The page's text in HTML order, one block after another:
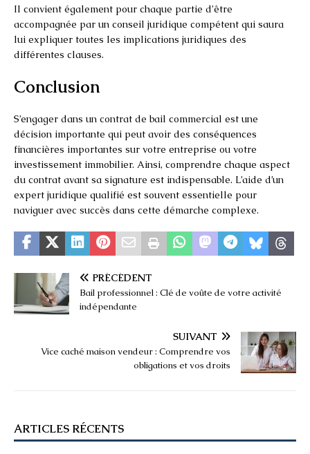
Il convient également pour chaque partie d’être
accompagnée par un conseil juridique compétent qui saura
lui expliquer toutes les implications juridiques des
différentes clauses.
Conclusion
S’engager dans un contrat de bail commercial est une
décision importante qui peut avoir des conséquences
financières importantes sur votre entreprise ou votre
investissement immobilier. Ainsi, comprendre chaque aspect
du contrat avant sa signature est indispensable. L’aide d’un
expert juridique qualifié est souvent essentielle pour
naviguer avec succès dans cette démarche complexe.
PRÉCÉDENT
Bail professionnel : Clé de voûte de votre activité
indépendante
SUIVANT
Vice caché maison vendeur : Comprendre vos
obligations et vos droits
ARTICLES RÉCENTS